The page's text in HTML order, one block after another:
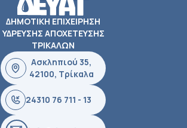
ΔΗΜΟΤΙΚΗ ΕΠΙΧΕΙΡΗΣΗ
ΥΔΡΕΥΣΗΣ ΑΠΟΧΕΤΕΥΣΗΣ
ΤΡΙΚΑΛΩΝ
Ασκληπιού 35,
42100, Τρίκαλα
24310 76 711 - 13